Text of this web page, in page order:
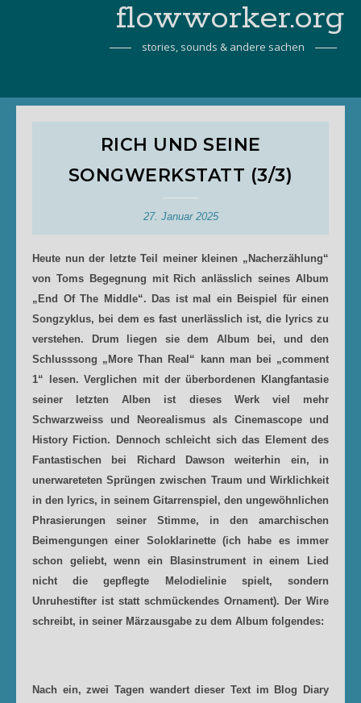
flowworker.org
stories, sounds & andere sachen
RICH UND SEINE
SONGWERKSTATT (3/3)
27. Januar 2025
Heute nun der letzte Teil meiner kleinen „Nacherzählung“
von Toms Begegnung mit Rich anlässlich seines Album
„End Of The Middle“. Das ist mal ein Beispiel für einen
Songzyklus, bei dem es fast unerlässlich ist, die lyrics zu
verstehen. Drum liegen sie dem Album bei, und den
Schlusssong „More Than Real“ kann man bei „comment
1“ lesen.Verglichen mit der überbordenen Klangfantasie
seiner letzten Alben ist dieses Werk viel mehr
Schwarzweiss und Neorealismus als Cinemascope und
History Fiction. Dennoch schleicht sich das Element des
Fantastischen bei Richard Dawson weiterhin ein, in
unerwareteten Sprüngen zwischen Traum und Wirklichkeit
in den lyrics, in seinem Gitarrenspiel, den ungewöhnlichen
Phrasierungen seiner Stimme, in den amarchischen
Beimengungen einer Soloklarinette (ich habe es immer
schon geliebt, wenn ein Blasinstrument in einem Lied
nicht die gepflegte Melodielinie spielt, sondern
Unruhestifter ist statt schmückendes Ornament). Der Wire
schreibt, in seiner Märzausgabe zu dem Album folgendes:
Nach ein, zwei Tagen wandert dieser Text im Blog Diary